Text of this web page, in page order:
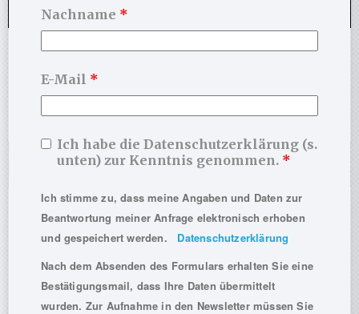
So stark stiegen & fielen die Gutachten
So stark stiegen und fielen die Gutachtenaufträge
(Wendepunkt Reform 2017) Die Zahl der
Psychotherapie-Gutachten ist …
Großes Update zur Psychodynamik-App
Nachname *
E-Mail *
Ich habe die Datenschutzerklärung (s.
unten) zur Kenntnis genommen. *
Ich stimme zu, dass meine Angaben und Daten zur
Beantwortung meiner Anfrage elektronisch erhoben
und gespeichert werden.
Datenschutzerklärung
Nach dem Absenden des Formulars erhalten Sie eine
Bestätigungsmail, dass Ihre Daten übermittelt
wurden. Zur Aufnahme in den Newsletter müssen Sie